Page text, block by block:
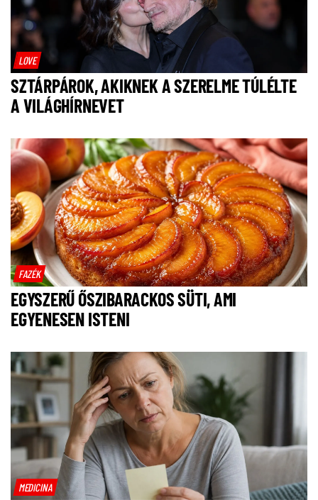
LOVE
SZTÁRPÁROK, AKIKNEK A SZERELME TÚLÉLTE
A VILÁGHÍRNEVET
FAZÉK
EGYSZERŰ ŐSZIBARACKOS SÜTI, AMI
EGYENESEN ISTENI
MEDICINA